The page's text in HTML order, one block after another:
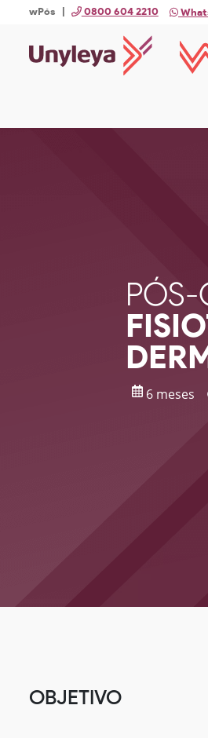
wPós | 0800 604 2210
PÓS-
6 meses
OBJETIVO